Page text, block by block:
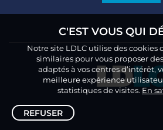
C'EST VOUS QUI
Notre site LDLC utilise des cookies
similaires pour vous proposer
adaptés à vos centres d’intérêt,
meilleure expérience
statistiques de visites. En
REFUSER